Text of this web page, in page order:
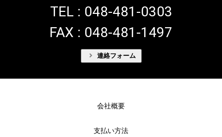
TEL : 048-481-0303
FAX : 048-481-1497
連絡フォーム
会社概要
支払い方法